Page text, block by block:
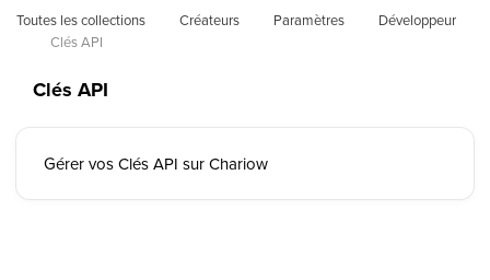
Toutes les collections Créateurs Paramètres
Développeur
Clés API
Clés API
Gérer vos Clés API sur Chariow